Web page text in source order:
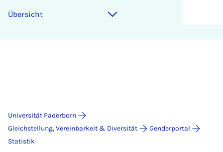
Übersicht
Universität Paderborn
Gleichstellung, Vereinbarkeit & Diversität
Genderportal
Statistik